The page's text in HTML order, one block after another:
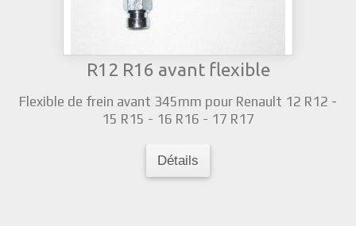
R12 R16 avant flexible
Flexible de frein avant 345mm pour Renault 12 R12 -
15 R15 - 16 R16 - 17 R17
Détails